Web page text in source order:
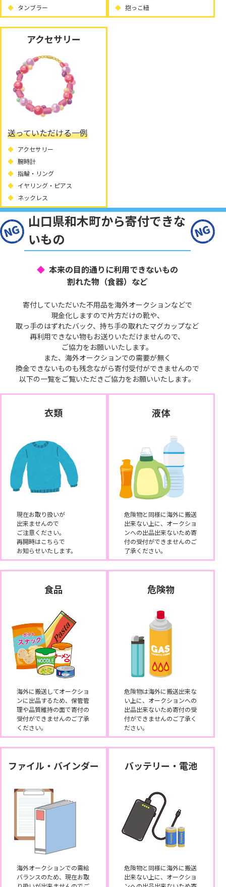
タンブラー
抱っこ紐
アクセサリー
送っていただける一例
アクセサリー
腕時計
指輪・リング
イヤリング・ピアス
ネックレス
山口県和木町から寄付できな
いもの
本来の目的通りに利用できないもの
割れた物（食器）など
寄付していただいた不用品を海外オークションなどで
現金化しますので片方だけの靴や、
取っ手のはずれたバック、持ち手の取れたマグカップなど
再利用できない物もお送りいただけませんので、
ご協力をお願いいたします。
また、海外オークションでの需要が無く
換金できないものも残念ながら寄付受付ができませんので
以下の一覧をご覧いただきご協力をお願いいたします。
衣類
現在お取り扱いが
出来ませんので
ご注意ください。
再開時はこちらで
お知らせいたします。
液体
危険物と同様に海外に搬送
出来ない上に、オークショ
ンへの出品出来ないため寄
付の受付ができませんのご
了承ください。
食品
海外に搬送してオークショ
ンに出品するため、保管管
理や品質維持の面で寄付の
受付ができませんのご了承
ください。
危険物
危険物は海外に搬送出来な
い上に、オークションへの
出品出来ないため寄付の受
付ができませんのご了承く
ださい。
ファイル・バインダー
海外オークションでの需給
バランスのため、現在お取
バッテリー・電池
危険物と同様に海外に搬送
出来ない上に、オークショ